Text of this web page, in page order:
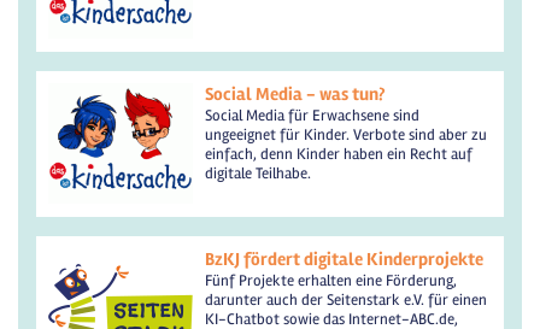
Social Media - was tun?
Social Media für Erwachsene sind
ungeeignet für Kinder. Verbote sind aber zu
einfach, denn Kinder haben ein Recht auf
digitale Teilhabe.
BzKJ fördert digitale Kinderprojekte
Fünf Projekte erhalten eine Förderung,
darunter auch der Seitenstark e.V. für einen
KI-Chatbot sowie das Internet-ABC.de,